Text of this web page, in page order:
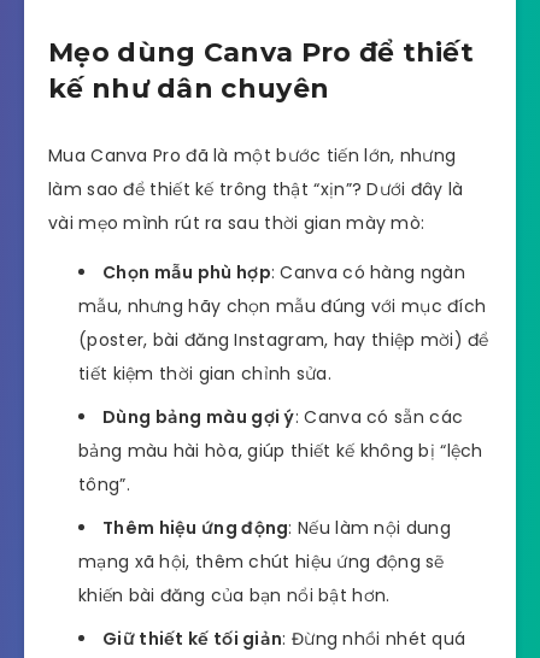
Mẹo dùng Canva Pro để thiết
kế như dân chuyên
Mua Canva Pro đã là một bước tiến lớn, nhưng
làm sao để thiết kế trông thật “xịn”? Dưới đây là
vài mẹo mình rút ra sau thời gian mày mò:
Chọn mẫu phù hợp: Canva có hàng ngàn
mẫu, nhưng hãy chọn mẫu đúng với mục đích
(poster, bài đăng Instagram, hay thiệp mời) để
tiết kiệm thời gian chỉnh sửa.
Dùng bảng màu gợi ý: Canva có sẵn các
bảng màu hài hòa, giúp thiết kế không bị “lệch
tông”.
Thêm hiệu ứng động: Nếu làm nội dung
mạng xã hội, thêm chút hiệu ứng động sẽ
khiến bài đăng của bạn nổi bật hơn.
Giữ thiết kế tối giản: Đừng nhồi nhét quá